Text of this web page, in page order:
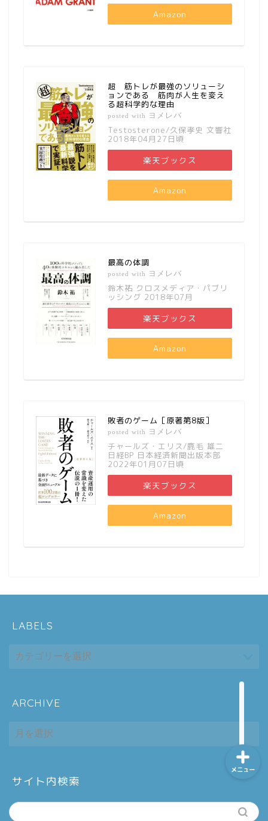
Amazon
超 筋トレが最強のソリューシ
ョンである 筋肉が人生を変え
る超科学的な理由
posted with ヨメレバ
Testosterone/久保孝史 文響社
2018年04月27日頃
楽天ブックス
Amazon
最高の体調
posted with ヨメレバ
鈴木祐 クロスメディア・パブリ
ッシング 2018年07月
楽天ブックス
Amazon
敗者のゲーム［原著第8版］
posted with ヨメレバ
チャールズ・エリス/鹿毛 雄二
日経BP 日本経済新聞出版本部
2022年01月07日頃
楽天ブックス
Amazon
LABELS
ARCHIVE
ARCHIVE
サイト内検索
メニュー